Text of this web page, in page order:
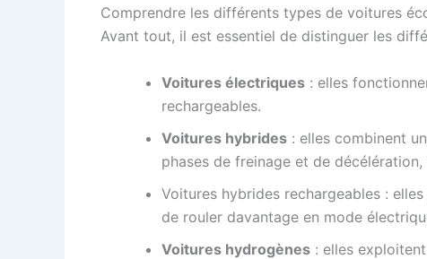
Comprendre les différents types de voitures
Avant tout, il est essentiel de distinguer les
Voitures électriques : elles
rechargeables.
Voitures hybrides : elles combinent
phases de freinage et de
Voitures hybrides rechargeables :
de rouler davantage en mode
Voitures hydrogènes : elles